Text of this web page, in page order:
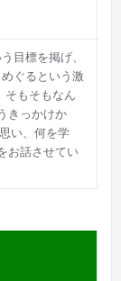
目標を掲げ、
ぐるという激
そもそもなん
きっかけか
い、何を学
お話させてい